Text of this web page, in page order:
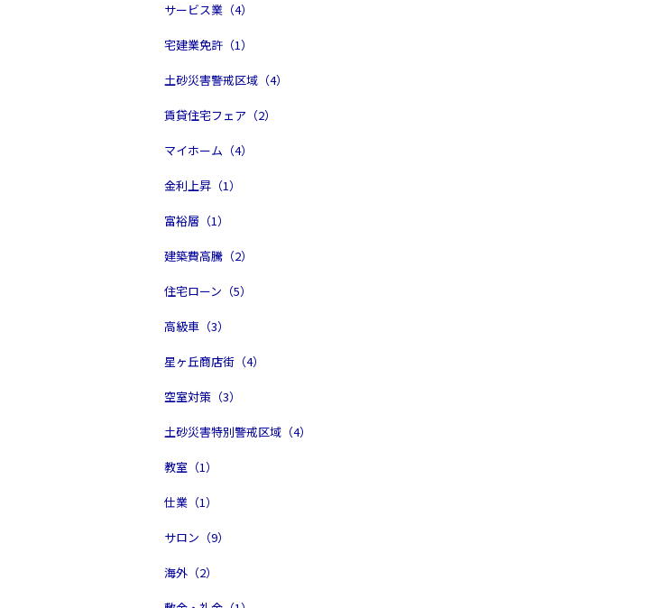
サービス業（4）
宅建業免許（1）
土砂災害警戒区域（4）
賃貸住宅フェア（2）
マイホーム（4）
金利上昇（1）
富裕層（1）
建築費高騰（2）
住宅ローン（5）
高級車（3）
星ヶ丘商店街（4）
空室対策（3）
土砂災害特別警戒区域（4）
教室（1）
仕業（1）
サロン（9）
海外（2）